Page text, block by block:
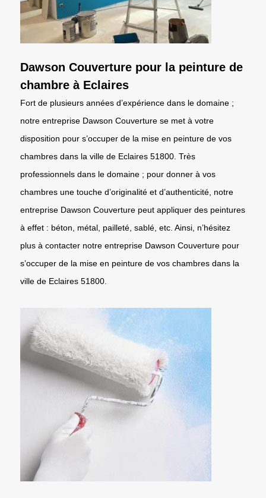
Dawson Couverture pour la peinture de
chambre à Eclaires
Fort de plusieurs années d’expérience dans le domaine ;
notre entreprise Dawson Couverture se met à votre
disposition pour s’occuper de la mise en peinture de vos
chambres dans la ville de Eclaires 51800. Très
professionnels dans le domaine ; pour donner à vos
chambres une touche d’originalité et d’authenticité, notre
entreprise Dawson Couverture peut appliquer des peintures
à effet : béton, métal, pailleté, sablé, etc. Ainsi, n’hésitez
plus à contacter notre entreprise Dawson Couverture pour
s’occuper de la mise en peinture de vos chambres dans la
ville de Eclaires 51800.